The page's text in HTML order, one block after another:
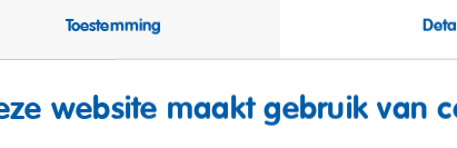
Toestemming
website maakt gebruik van
cola, citroen of framboos? Daag je
uit met onze Stripes.